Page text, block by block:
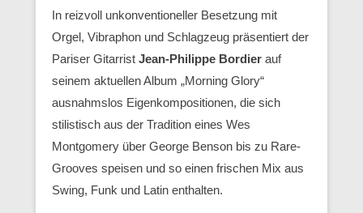
In reizvoll unkonventioneller Besetzung mit
Orgel, Vibraphon und Schlagzeug präsentiert der
Pariser Gitarrist Jean-Philippe Bordier auf
seinem aktuellen Album „Morning Glory“
ausnahmslos Eigenkompositionen, die sich
stilistisch aus der Tradition eines Wes
Montgomery über George Benson bis zu Rare-
Grooves speisen und so einen frischen Mix aus
Swing, Funk und Latin enthalten.